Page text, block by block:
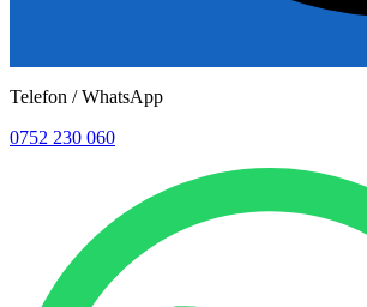
Telefon / WhatsApp
0752 230 060